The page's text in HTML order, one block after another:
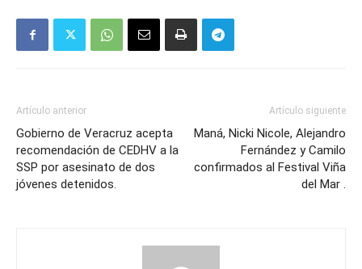
Artículo anterior
Gobierno de Veracruz acepta
recomendación de CEDHV a la
SSP por asesinato de dos
jóvenes detenidos.
Artículo siguiente
Maná, Nicki Nicole, Alejandro
Fernández y Camilo
confirmados al Festival Viña
del Mar .